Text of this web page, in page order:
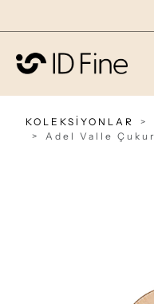
KOLEKSİYONLAR
Adel Valle